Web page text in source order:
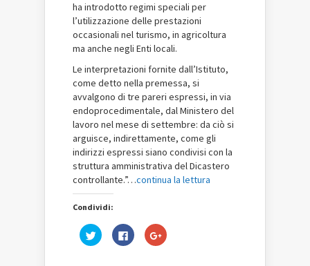
ha introdotto regimi speciali per
l’utilizzazione delle prestazioni
occasionali nel turismo, in agricoltura
ma anche negli Enti locali.
Le interpretazioni fornite dall’Istituto,
come detto nella premessa, si
avvalgono di tre pareri espressi, in via
endoprocedimentale, dal Ministero del
lavoro nel mese di settembre: da ciò si
arguisce, indirettamente, come gli
indirizzi espressi siano condivisi con la
struttura amministrativa del Dicastero
controllante.”…continua la lettura
Condividi:
Fai
clic
Fai
clic
Fai
clic